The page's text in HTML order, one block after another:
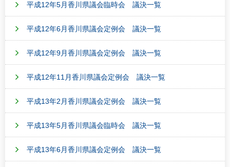
平成12年5月香川県議会臨時会 議決一覧
平成12年6月香川県議会定例会 議決一覧
平成12年9月香川県議会定例会 議決一覧
平成12年11月香川県議会定例会 議決一覧
平成13年2月香川県議会定例会 議決一覧
平成13年5月香川県議会臨時会 議決一覧
平成13年6月香川県議会定例会 議決一覧